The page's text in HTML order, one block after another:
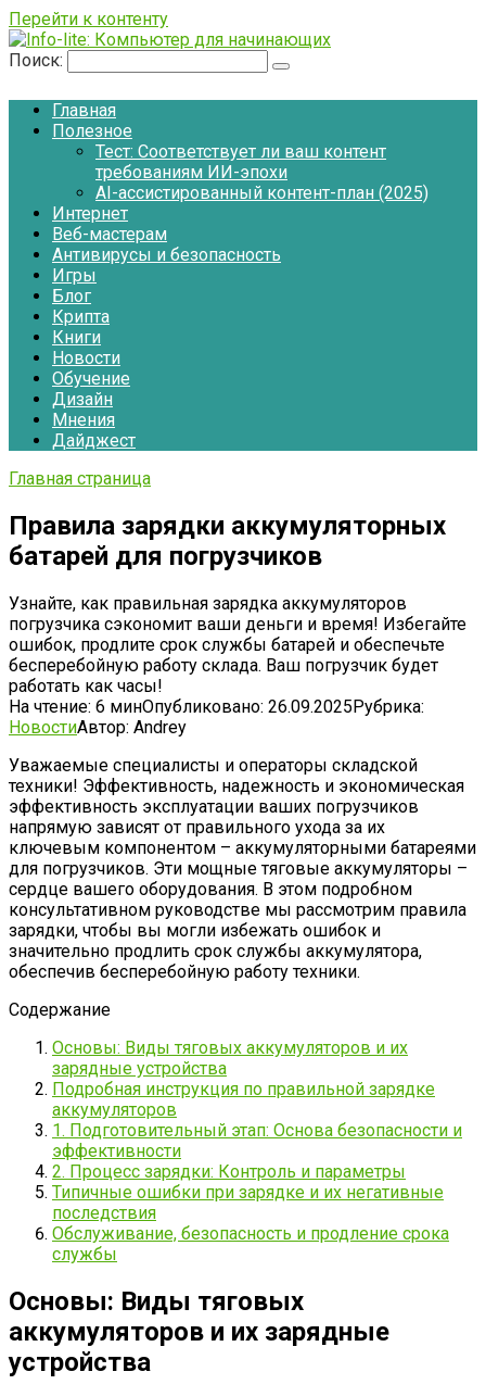
Перейти к контенту
Поиск:
Главная
Полезное
Тест: Соответствует ли ваш контент
требованиям ИИ-эпохи
AI-ассистированный контент-план (2025)
Интернет
Веб-мастерам
Антивирусы и безопасность
Игры
Блог
Крипта
Книги
Новости
Обучение
Дизайн
Мнения
Дайджест
Главная страница
Правила зарядки аккумуляторных
батарей для погрузчиков
Узнайте, как правильная зарядка аккумуляторов
погрузчика сэкономит ваши деньги и время! Избегайте
ошибок, продлите срок службы батарей и обеспечьте
бесперебойную работу склада. Ваш погрузчик будет
работать как часы!
На чтение: 6 минОпубликовано: 26.09.2025Рубрика:
НовостиАвтор: Andrey
Уважаемые специалисты и операторы складской
техники! Эффективность, надежность и экономическая
эффективность эксплуатации ваших погрузчиков
напрямую зависят от правильного ухода за их
ключевым компонентом – аккумуляторными батареями
для погрузчиков. Эти мощные тяговые аккумуляторы –
сердце вашего оборудования. В этом подробном
консультативном руководстве мы рассмотрим правила
зарядки, чтобы вы могли избежать ошибок и
значительно продлить срок службы аккумулятора,
обеспечив бесперебойную работу техники.
Содержание
Основы: Виды тяговых аккумуляторов и их
зарядные устройства
Подробная инструкция по правильной зарядке
аккумуляторов
1. Подготовительный этап: Основа безопасности и
эффективности
2. Процесс зарядки: Контроль и параметры
Типичные ошибки при зарядке и их негативные
последствия
Обслуживание, безопасность и продление срока
службы
Основы: Виды тяговых
аккумуляторов и их зарядные
устройства